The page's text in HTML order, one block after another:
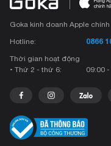
Goka kinh doanh Apple
Hotline:
0866
Thời gian hoạt động
• Thứ 2 - thứ 6:
09:00